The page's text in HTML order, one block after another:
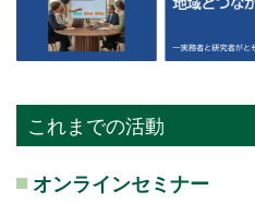
これまでの活動
オンラインセミナー